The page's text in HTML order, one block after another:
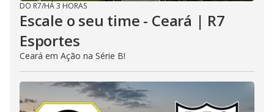
DO R7/HÁ 3 HORAS
Escale o seu time - Ceará | R7
Esportes
Ceará em Ação na Série B!